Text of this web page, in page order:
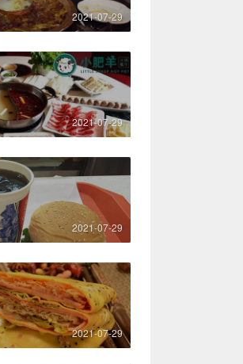
2021-07-29
2021-07-29
2021-07-29
2021-07-29